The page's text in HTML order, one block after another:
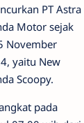
PT Astra
Motor sejak
November
yaitu New
Scoopy.
pada